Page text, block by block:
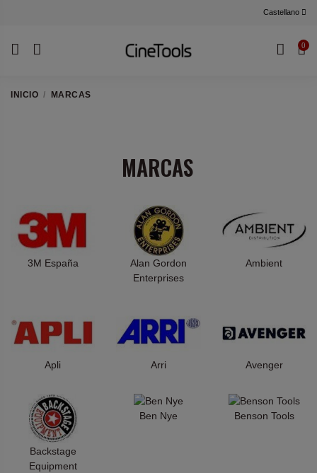
Castellano
0
INICIO MARCAS
MARCAS
3M España
Alan Gordon
Enterprises
Ambient
Apli Arri Avenger
Backstage
Equipment
Ben Nye Benson Tools